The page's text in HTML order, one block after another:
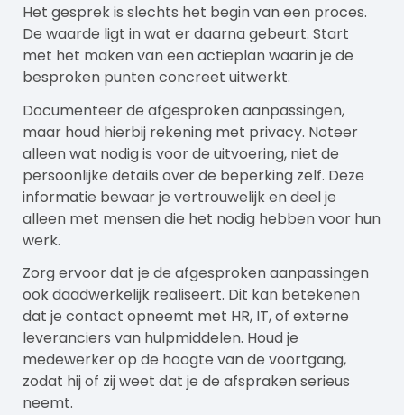
Het gesprek is slechts het begin van een proces.
De waarde ligt in wat er daarna gebeurt. Start
met het maken van een actieplan waarin je de
besproken punten concreet uitwerkt.
Documenteer de afgesproken aanpassingen,
maar houd hierbij rekening met privacy. Noteer
alleen wat nodig is voor de uitvoering, niet de
persoonlijke details over de beperking zelf. Deze
informatie bewaar je vertrouwelijk en deel je
alleen met mensen die het nodig hebben voor hun
werk.
Zorg ervoor dat je de afgesproken aanpassingen
ook daadwerkelijk realiseert. Dit kan betekenen
dat je contact opneemt met HR, IT, of externe
leveranciers van hulpmiddelen. Houd je
medewerker op de hoogte van de voortgang,
zodat hij of zij weet dat je de afspraken serieus
neemt.